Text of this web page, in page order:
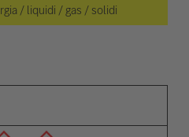
/ liquidi / gas / solidi